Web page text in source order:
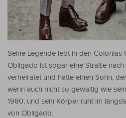
Seine Legende lebt in den Colonias
Obligado ist sogar eine Straße
verheiratet und hatte einen Sohn,
wenn auch nicht so gewaltig wie
1980, und sein Körper ruht im
von Obligado.